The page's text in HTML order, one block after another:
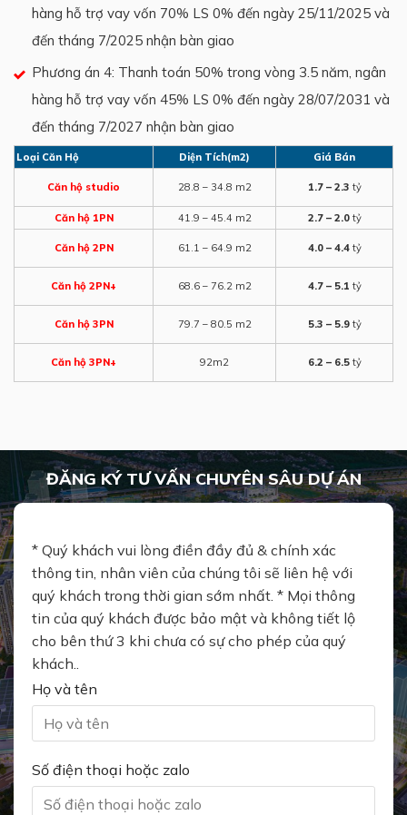
hàng hỗ trợ vay vốn 70% LS 0% đến ngày 25/11/2025 và
đến tháng 7/2025 nhận bàn giao
Phương án 4: Thanh toán 50% trong vòng 3.5 năm, ngân
hàng hỗ trợ vay vốn 45% LS 0% đến ngày 28/07/2031 và
đến tháng 7/2027 nhận bàn giao
Loại Căn Hộ Diện Tích(m2) Giá Bán
Căn hộ studio 28.8 – 34.8 m2 1.7 – 2.3 tỷ
Căn hộ 1PN 41.9 – 45.4 m2 2.7 – 2.0tỷ
Căn hộ 2PN 61.1 – 64.9 m2 4.0 – 4.4tỷ
Căn hộ 2PN+ 68.6 – 76.2 m2 4.7 – 5.1 tỷ
Căn hộ 3PN 79.7 – 80.5 m2 5.3 – 5.9tỷ
Căn hộ 3PN+ 92m2 6.2 – 6.5tỷ
ĐĂNG KÝ TƯ VẤN CHUYÊN SÂU DỰ ÁN
* Quý khách vui lòng điền đầy đủ & chính xác
thông tin, nhân viên của chúng tôi sẽ liên hệ với
quý khách trong thời gian sớm nhất. * Mọi thông
tin của quý khách được bảo mật và không tiết lộ
cho bên thứ 3 khi chưa có sự cho phép của quý
khách..
Họ và tên
Số điện thoại hoặc zalo